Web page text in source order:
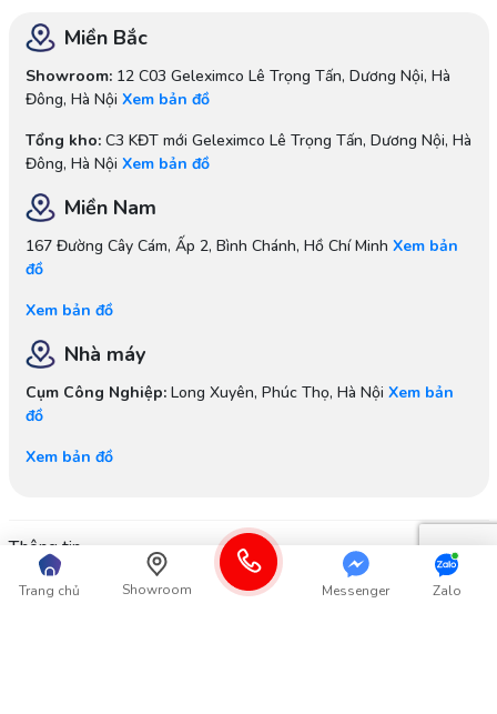
Miền Bắc
Showroom:12 C03 Geleximco Lê Trọng Tấn, Dương Nội, Hà
Đông, Hà Nội Xem bản đồ
Tổng kho:C3 KĐT mới Geleximco Lê Trọng Tấn, Dương Nội, Hà
Đông, Hà Nội Xem bản đồ
Miền Nam
167 Đường Cây Cám, Ấp 2, Bình Chánh, Hồ Chí Minh Xem bản
đồ
Xem bản đồ
Nhà máy
Cụm Công Nghiệp:Long Xuyên, Phúc Thọ, Hà Nội Xem bản
đồ
Xem bản đồ
Thông tin
Góp ý từ Khách hàng
Trang chủ Showroom Messenger Zalo